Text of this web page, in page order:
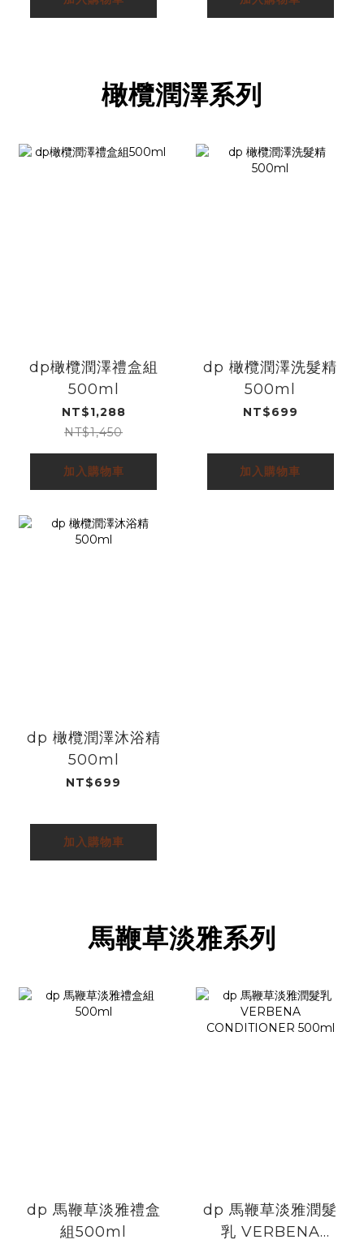
橄欖潤澤系列
dp橄欖潤澤禮盒組
500ml
NT$1,288
NT$1,450
加入購物車
dp 橄欖潤澤洗髮精
500ml
NT$699
加入購物車
dp 橄欖潤澤沐浴精
500ml
NT$699
加入購物車
馬鞭草淡雅系列
dp 馬鞭草淡雅禮盒
組500ml
dp 馬鞭草淡雅潤髮
乳 VERBENA